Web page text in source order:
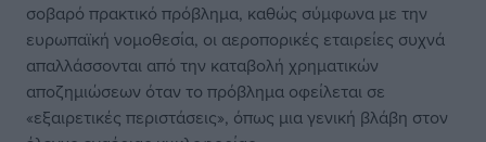
σοβαρό πρακτικό πρόβλημα, καθώς σύμφωνα με την
ευρωπαϊκή νομοθεσία, οι αεροπορικές εταιρείες συχνά
απαλλάσσονται από την καταβολή χρηματικών
αποζημιώσεων όταν το πρόβλημα οφείλεται σε
«εξαιρετικές περιστάσεις», όπως μια γενική βλάβη στον